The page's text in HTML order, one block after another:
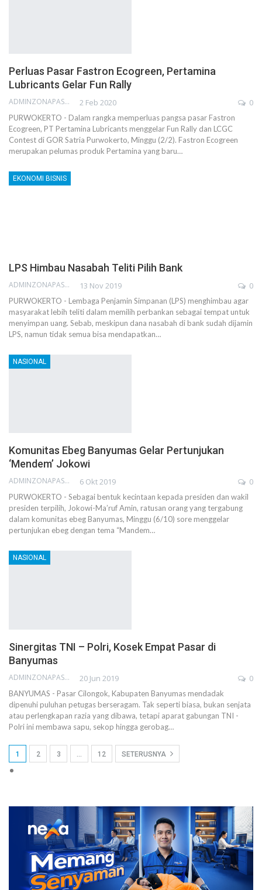
Perluas Pasar Fastron Ecogreen, Pertamina
Lubricants Gelar Fun Rally
ADMINZONAPASAR 2 Feb 2020 0
PURWOKERTO - Dalam rangka memperluas pangsa pasar Fastron
Ecogreen, PT Pertamina Lubricants menggelar Fun Rally dan LCGC
Contest di GOR Satria Purwokerto, Minggu (2/2). Fastron Ecogreen
merupakan pelumas produk Pertamina yang baru…
EKONOMI BISNIS
LPS Himbau Nasabah Teliti Pilih Bank
ADMINZONAPASAR 13 Nov 2019 0
PURWOKERTO - Lembaga Penjamin Simpanan (LPS) menghimbau agar
masyarakat lebih teliti dalam memilih perbankan sebagai tempat untuk
menyimpan uang. Sebab, meskipun dana nasabah di bank sudah dijamin
LPS, namun tidak semua bisa mendapatkan…
NASIONAL
Komunitas Ebeg Banyumas Gelar Pertunjukan
‘Mendem’ Jokowi
ADMINZONAPASAR 6 Okt 2019 0
PURWOKERTO - Sebagai bentuk kecintaan kepada presiden dan wakil
presiden terpilih, Jokowi-Ma’ruf Amin, ratusan orang yang tergabung
dalam komunitas ebeg Banyumas, Minggu (6/10) sore menggelar
pertunjukan ebeg dengan tema “Mandem…
NASIONAL
Sinergitas TNI – Polri, Kosek Empat Pasar di
Banyumas
ADMINZONAPASAR 20 Jun 2019 0
BANYUMAS - Pasar Cilongok, Kabupaten Banyumas mendadak
dipenuhi puluhan petugas berseragam. Tak seperti biasa, bukan senjata
atau perlengkapan razia yang dibawa, tetapi aparat gabungan TNI -
Polri ini membawa sapu, sekop hingga gerobag…
1 2 3 12 SETERUSNYA